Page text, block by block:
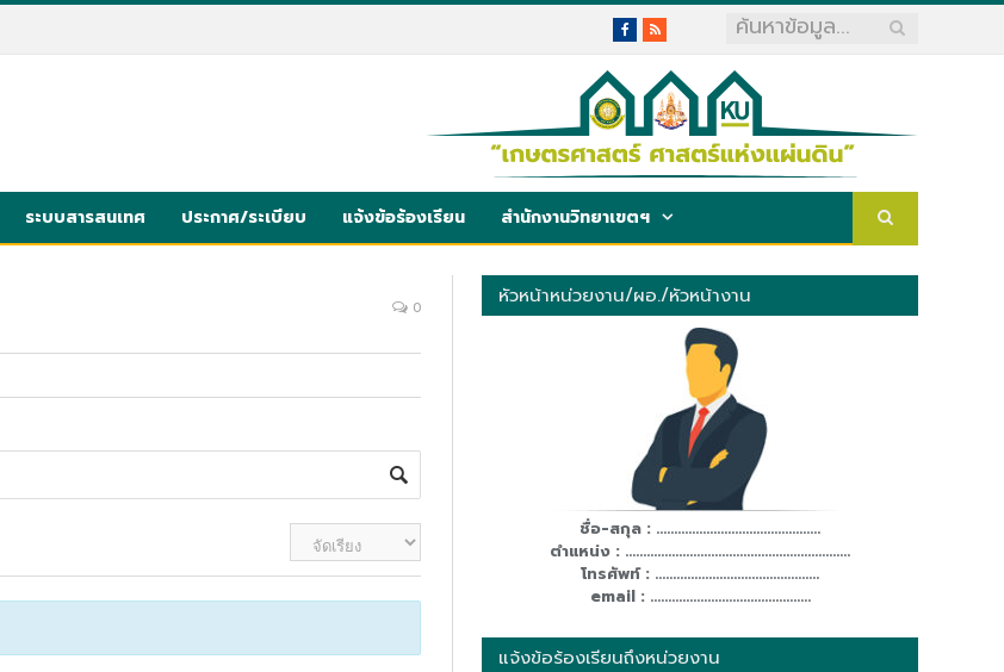
Facebook
RSS
ระบบสารสนเทศ ประกาศ/ระเบียบ แจ้งข้อร้องเรียน สำนักงานวิทยาเขตฯ
0 หัวหน้าหน่วยงาน/ผอ./หัวหน้างาน
ชื่อ-สกุล : ..............................................
ตำแหน่ง : ...............................................................
โทรศัพท์ : ..............................................
email : .............................................
แจ้งข้อร้องเรียนถึงหน่วยงาน